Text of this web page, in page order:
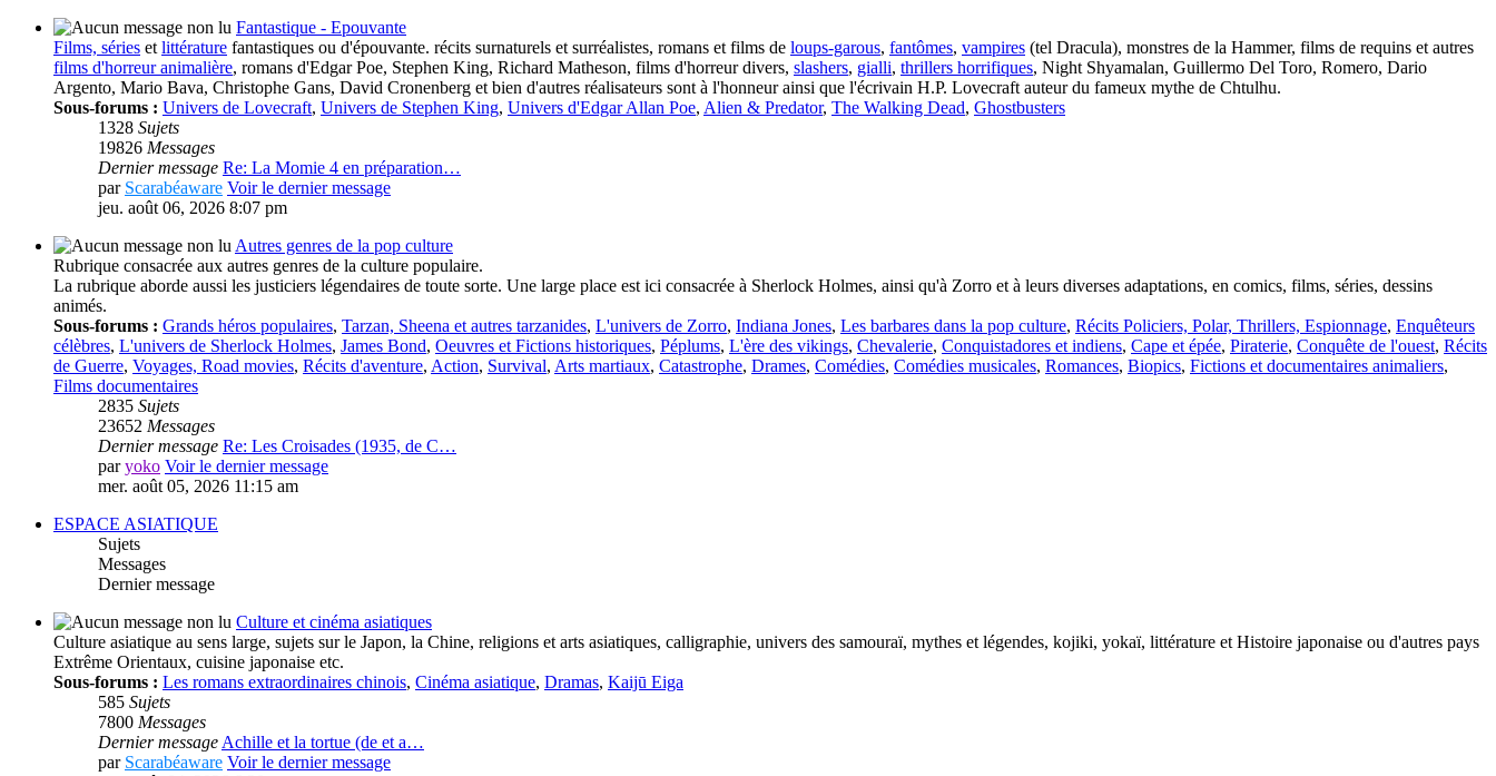
Fantastique - Epouvante
Films, séries et littérature fantastiques ou d'épouvante. récits surnaturels et surréalistes, romans et films de loups-garous, fantômes, vampires (tel Dracula), monstres de la Hammer, films de requins et autres
films d'horreur animalière, romans d'Edgar Poe, Stephen King, Richard Matheson, films d'horreur divers, slashers, gialli, thrillers horrifiques, Night Shyamalan, Guillermo Del Toro, Romero, Dario
Argento, Mario Bava, Christophe Gans, David Cronenberg et bien d'autres réalisateurs sont à l'honneur ainsi que l'écrivain H.P. Lovecraft auteur du fameux mythe de Chtulhu.
Sous-forums : Univers de Lovecraft, Univers de Stephen King, Univers d'Edgar Allan Poe, Alien & Predator, The Walking Dead, Ghostbusters
1328 Sujets
19826 Messages
Dernier message Re: La Momie 4 en préparation…
par Scarabéaware Voir le dernier message
jeu. août 06, 2026 8:07 pm
Autres genres de la pop culture
Rubrique consacrée aux autres genres de la culture populaire.
La rubrique aborde aussi les justiciers légendaires de toute sorte. Une large place est ici consacrée à Sherlock Holmes, ainsi qu'à Zorro et à leurs diverses adaptations, en comics, films, séries, dessins
animés.
Sous-forums : Grands héros populaires, Tarzan, Sheena et autres tarzanides, L'univers de Zorro, Indiana Jones, Les barbares dans la pop culture, Récits Policiers, Polar, Thrillers, Espionnage, Enquêteurs
célèbres, L'univers de Sherlock Holmes, James Bond, Oeuvres et Fictions historiques, Péplums, L'ère des vikings, Chevalerie, Conquistadores et indiens, Cape et épée, Piraterie, Conquête de l'ouest, Récits
de Guerre, Voyages, Road movies, Récits d'aventure, Action, Survival, Arts martiaux, Catastrophe, Drames, Comédies, Comédies musicales, Romances, Biopics, Fictions et documentaires animaliers,
Films documentaires
2835 Sujets
23652 Messages
Dernier message Re: Les Croisades (1935, de C…
paryoko Voir le dernier message
mer. août 05, 2026 11:15 am
ESPACE ASIATIQUE
Sujets
Messages
Dernier message
Culture et cinéma asiatiques
Culture asiatique au sens large, sujets sur le Japon, la Chine, religions et arts asiatiques, calligraphie, univers des samouraï, mythes et légendes, kojiki, yokaï, littérature et Histoire japonaise ou d'autres pays
Extrême Orientaux, cuisine japonaise etc.
Sous-forums : Les romans extraordinaires chinois, Cinéma asiatique, Dramas, Kaijū Eiga
585 Sujets
7800 Messages
Dernier message Achille et la tortue (de et a…
par Scarabéaware Voir le dernier message